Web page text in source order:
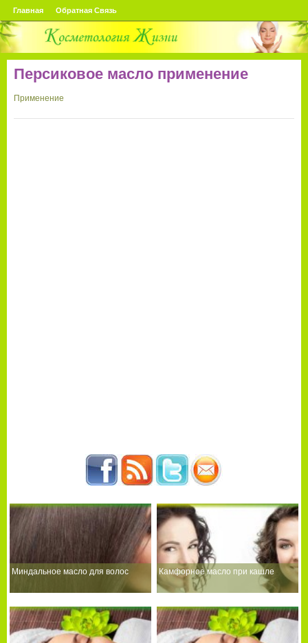
Главная Обратная Связь
Персиковое масло применение
Применение
Миндальное масло для волос Камфорное масло при кашле